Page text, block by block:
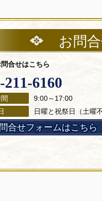
お問
合せはこちら
211-6160
9:00～17:00
日曜と祝祭日（土曜
合せフォームはこちら